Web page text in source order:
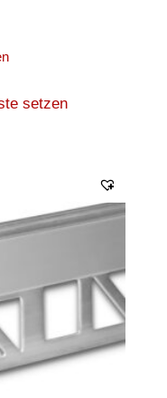
setzen